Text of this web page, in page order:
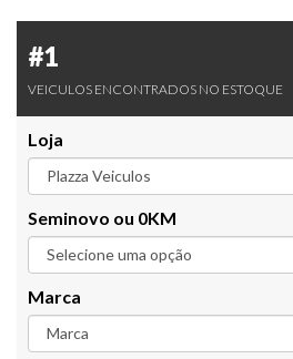
#1
VEICULOS ENCONTRADOS NO ESTOQUE
Loja
Seminovo ou 0KM
Marca